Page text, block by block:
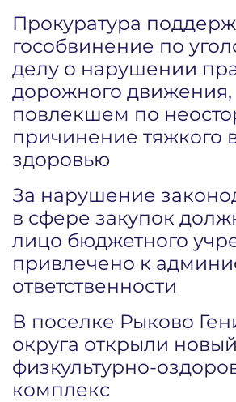
Прокуратура
гособвинение по
делу о нарушении
дорожного движения,
повлекшем по
причинение тяжкого
здоровью
За нарушение
в сфере закупок
лицо бюджетного
привлечено к
ответственности
В поселке Рыково
округа открыли новый
физкультурно-
комплекс